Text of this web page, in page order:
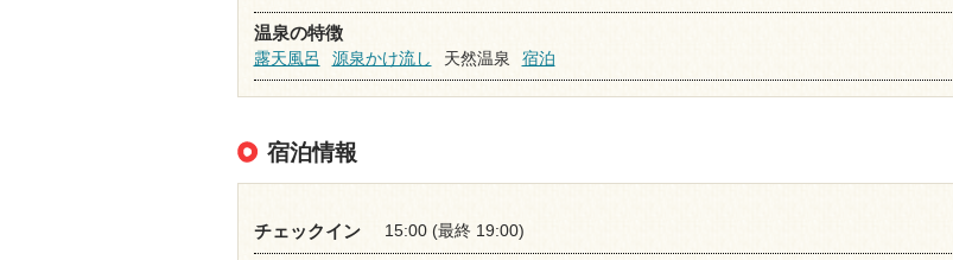
温泉の特徴
露天風呂
源泉かけ流し 天然温泉 宿泊
宿泊情報
チェックイン 15:00 (最終 19:00)